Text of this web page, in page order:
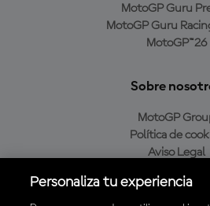
MotoGP Guru
MotoGP Guru
MotoGP™26
Sobre
MotoGP
Política de
Aviso Legal
Política de
Personaliza tu experiencia